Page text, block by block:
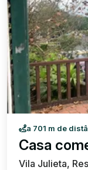
a 701 m de
Casa
Vila Julieta,